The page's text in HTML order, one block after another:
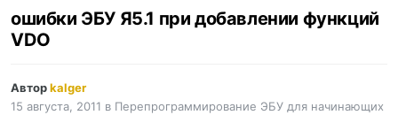
ошибки ЭБУ Я5.1 при добавлении функций
VDO
Авторkalger
15 августа, 2011 в Перепрограммирование ЭБУ для начинающих